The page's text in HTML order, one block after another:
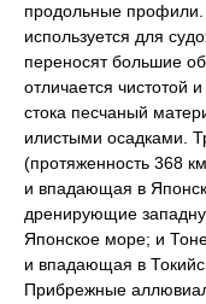
продольные профили.
используется для
переносят большие
отличается чистотой
стока песчаный
илистыми осадками.
(протяженность 368
и впадающая в
дренирующие
Японское море; и
и впадающая в
Прибрежные